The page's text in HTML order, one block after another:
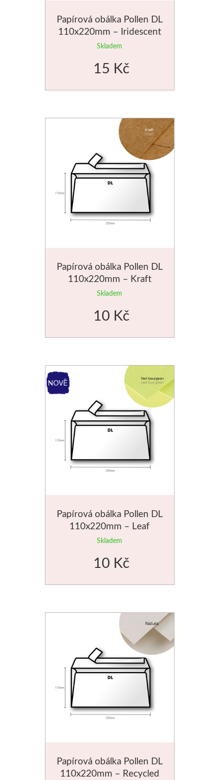
Papírová obálka Pollen DL
110x220mm – Iridescent
white
Skladem
15 Kč
Papírová obálka Pollen DL
110x220mm – Kraft
Skladem
10 Kč
Papírová obálka Pollen DL
110x220mm – Leaf
Skladem
10 Kč
Papírová obálka Pollen DL
110x220mm – Recycled